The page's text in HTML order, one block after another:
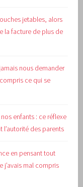
jetables, alors
la facture de plus de
nous demander
ce qui se
enfants : ce réflexe
des parents
en pensant tout
j’avais mal compris